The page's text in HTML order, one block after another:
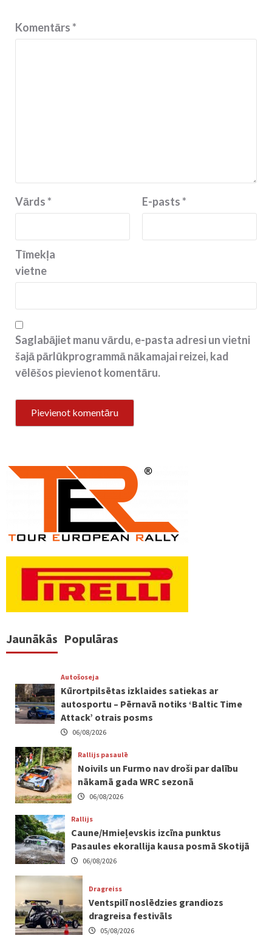
Komentārs*
Vārds* E-pasts*
Tīmekļa
vietne
Saglabājiet manu vārdu, e-pasta adresi un vietni
šajā pārlūkprogrammā nākamajai reizei, kad
vēlēšos pievienot komentāru.
Jaunākās Populāras
Autošoseja
Kūrortpilsētas izklaides satiekas ar
autosportu – Pērnavā notiks ‘Baltic Time
Attack’ otrais posms
06/08/2026
Rallijs pasaulē
Noivils un Furmo nav droši par dalību
nākamā gada WRC sezonā
06/08/2026
Rallijs
Caune/Hmieļevskis izcīna punktus
Pasaules ekorallija kausa posmā Skotijā
06/08/2026
Dragreiss
Ventspilī noslēdzies grandiozs
dragreisa festivāls
05/08/2026